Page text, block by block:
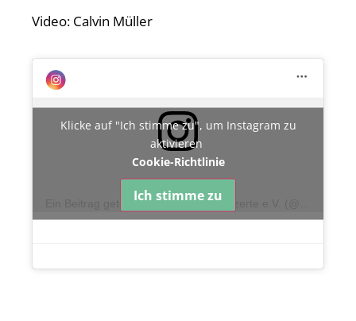
Video: Calvin Müller
Klicke auf "Ich stimme zu", um Instagram zu
aktivieren
Cookie-Richtlinie
Ich stimme zu